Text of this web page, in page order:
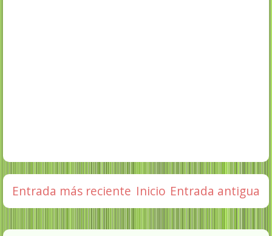
Entrada más reciente Entrada antigua
Inicio